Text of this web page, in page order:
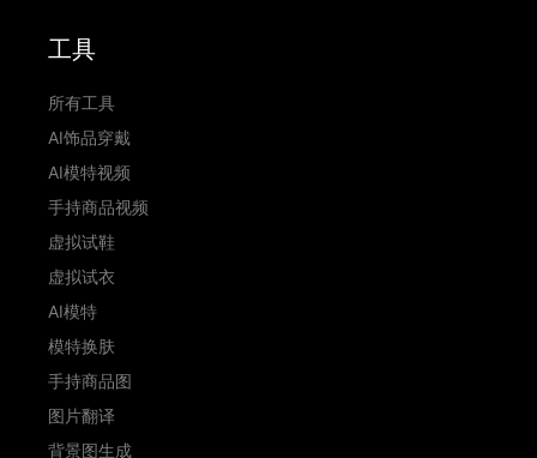
工具
所有工具
AI饰品穿戴
AI模特视频
手持商品视频
虚拟试鞋
虚拟试衣
AI模特
模特换肤
手持商品图
图片翻译
背景图生成